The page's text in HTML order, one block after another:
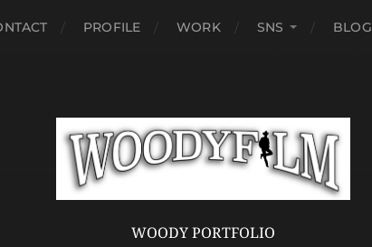
PROFILE WORK SNS BLOG
WOODY PORTFOLIO